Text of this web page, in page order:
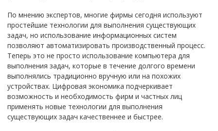
По мнению экспертов, многие фирмы сегодня используют
простейшие технологии для выполнения существующих
задач, но использование информационных систем
позволяют автоматизировать производственный процесс.
Теперь это не просто использование компьютера для
выполнения задач, которые в течение долгого времени
выполнялись традиционно вручную или на похожих
устройствах. Цифровая экономика подчеркивает
возможность и необходимость фирм и частных лиц
применять новые технологии для выполнения
существующих задач качественнее и быстрее.